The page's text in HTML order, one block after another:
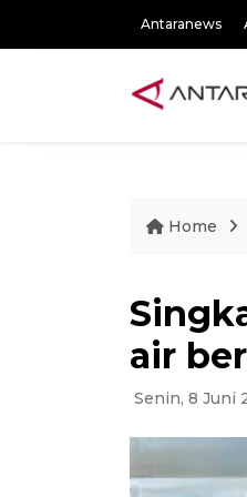
Antaranews
Home
air
Senin, 8 Juni